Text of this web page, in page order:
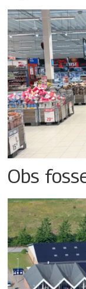
Obs